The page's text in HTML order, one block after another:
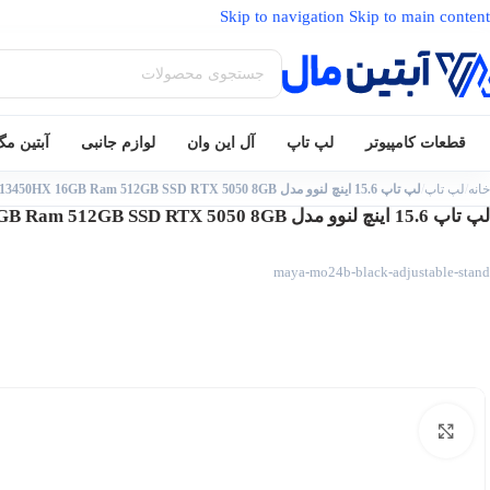
Skip to navigation Skip to main content
قطعات کامپیوتر لپ تاپ آل این وان لوازم جانبی آبتین
خانه لپ تاپ لپ تاپ 15.6 اینچ لنوو مدل LOQ 15IRX10 Core i5 13450HX 16GB Ram 512GB SSD RTX 5050 8GB
لپ تاپ 15.6 اینچ لنوو مدل LOQ 15IRX10 Core i5 13450HX 16GB Ram 512GB SSD RTX 5050 8GB
maya-mo24b-black-adjustable-stand